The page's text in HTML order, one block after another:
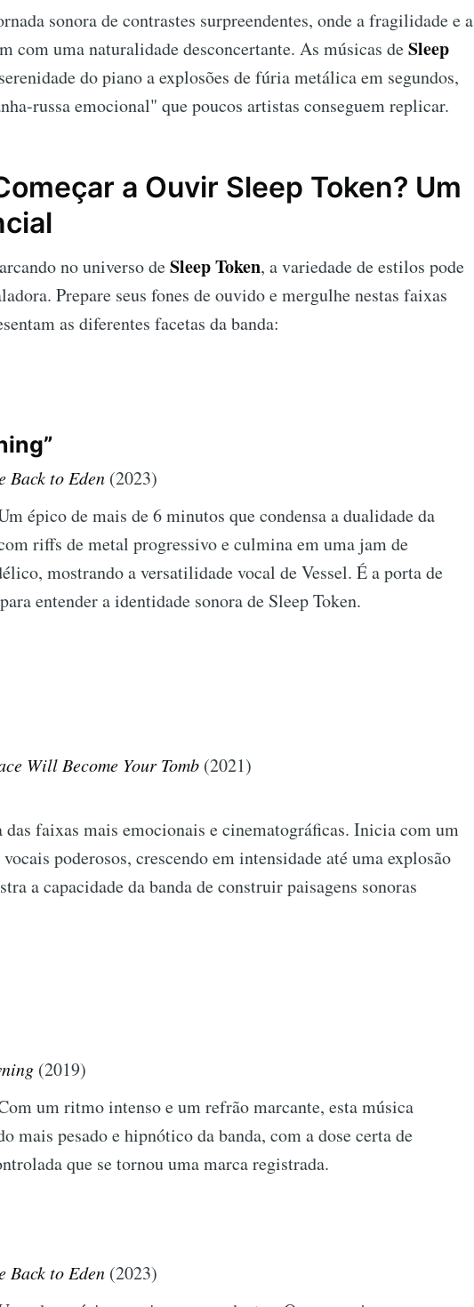
sonora de contrastes surpreendentes, onde a fragilidade e a
com uma naturalidade desconcertante. As músicas deSleep
do piano a explosões de fúria metálica em segundos,
russa emocional" que poucos artistas conseguem replicar.
a Ouvir Sleep Token? Um
no universo deSleep Token, a variedade de estilos pode
Prepare seus fones de ouvido e mergulhe nestas faixas
as diferentes facetas da banda:
Back to Eden (2023)
épico de mais de 6 minutos que condensa a dualidade da
riffs de metal progressivo e culmina em uma jam de
mostrando a versatilidade vocal de Vessel. É a porta de
entender a identidade sonora de Sleep Token.
Will Become Your Tomb (2021)
das faixas mais emocionais e cinematográficas. Inicia com um
poderosos, crescendo em intensidade até uma explosão
a capacidade da banda de construir paisagens sonoras
(2019)
um ritmo intenso e um refrão marcante, esta música
mais pesado e hipnótico da banda, com a dose certa de
que se tornou uma marca registrada.
Back to Eden (2023)